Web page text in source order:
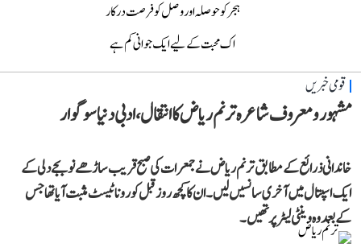
ہجر کو حوصلہ اور وصل کو فرصت درکار
اک محبت کے لیے ایک جوانی کم ہے
قومی خبریں
مشہور و معروف شاعرہ ترنم ریاض کا انتقال، ادبی دنیا سوگوار
خاندانی ذرائع کے مطابق ترنم ریاض نے جمعرات کی صبح قریب ساڑھے نو بجے دلی کے
ایک اسپتال میں آخری سانسیں لیں۔ ان کا کچھ روز قبل کورونا ٹیسٹ مثبت آیا تھا جس
کے بعد وہ وینٹی لیٹر پر تھیں۔